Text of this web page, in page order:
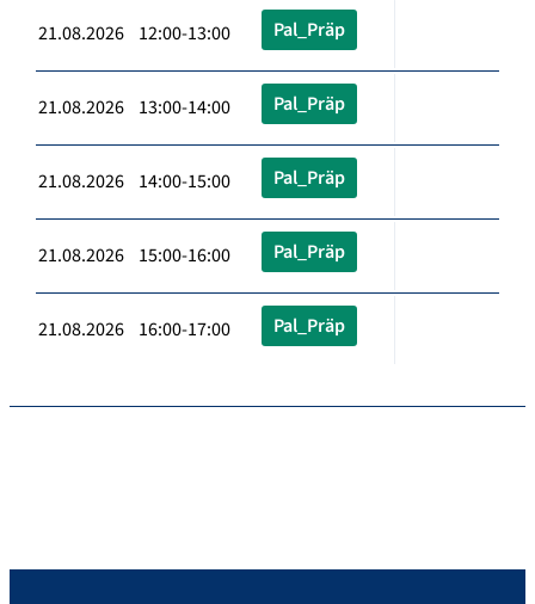
21.08.2026 12:00-13:00 Pal_Präp
21.08.2026 13:00-14:00 Pal_Präp
21.08.2026 14:00-15:00 Pal_Präp
21.08.2026 15:00-16:00 Pal_Präp
21.08.2026 16:00-17:00 Pal_Präp